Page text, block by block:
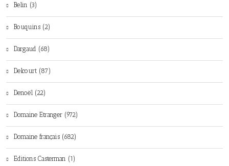
Belin (3)
Bouquins (2)
Dargaud (68)
Delcourt (87)
Denoël (22)
Domaine Etranger (972)
Domaine français (682)
Editions Casterman (1)